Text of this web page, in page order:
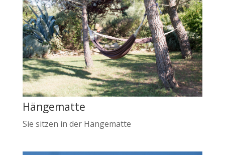
Hängematte
Sie sitzen in der Hängematte